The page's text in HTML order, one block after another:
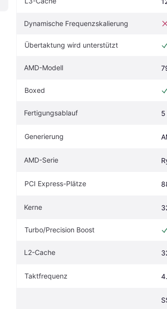
Dynamische Frequenzskalierung
Übertaktung wird unterstützt
AMD-Modell
Boxed
Fertigungsablauf 5
Generierung
AMD-Serie
PCI Express-Plätze
Kerne
Turbo/Precision Boost
L2-Cache
Taktfrequenz